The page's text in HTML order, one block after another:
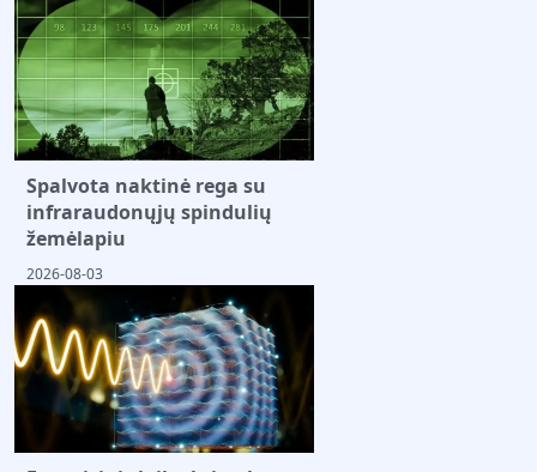
Spalvota naktinė rega su
infraraudonųjų spindulių
žemėlapiu
2026-08-03